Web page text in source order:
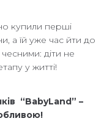
купили перші
а їй уже час йти до
діти не
у житті!
“BabyLand” –